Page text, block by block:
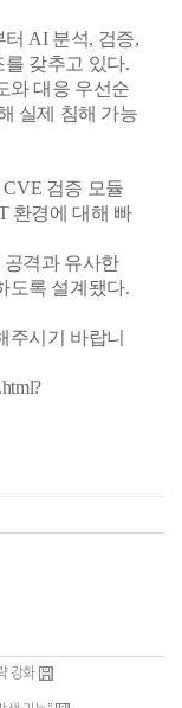
AI 분석, 검증,
갖추고 있다.
와 대응 우선순
실제 침해 가능
검증 모듈
환경에 대해 빠
공격과 유사한
도록 설계됐다.
주시기 바랍니
강화